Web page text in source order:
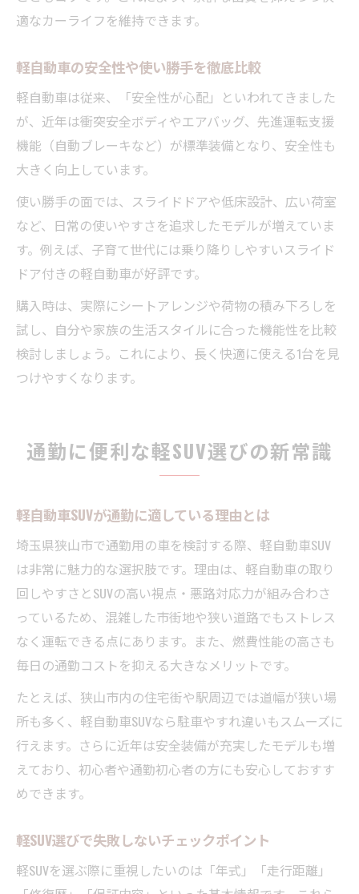
適なカーライフを維持できます。
軽自動車の安全性や使い勝手を徹底比較
軽自動車は従来、「安全性が心配」といわれてきました
が、近年は衝突安全ボディやエアバッグ、先進運転支援
機能（自動ブレーキなど）が標準装備となり、安全性も
大きく向上しています。
使い勝手の面では、スライドドアや低床設計、広い荷室
など、日常の使いやすさを追求したモデルが増えていま
す。例えば、子育て世代には乗り降りしやすいスライド
ドア付きの軽自動車が好評です。
購入時は、実際にシートアレンジや荷物の積み下ろしを
試し、自分や家族の生活スタイルに合った機能性を比較
検討しましょう。これにより、長く快適に使える1台を見
つけやすくなります。
通勤に便利な軽SUV選びの新常識
軽自動車SUVが通勤に適している理由とは
埼玉県狭山市で通勤用の車を検討する際、軽自動車SUV
は非常に魅力的な選択肢です。理由は、軽自動車の取り
回しやすさとSUVの高い視点・悪路対応力が組み合わさ
っているため、混雑した市街地や狭い道路でもストレス
なく運転できる点にあります。また、燃費性能の高さも
毎日の通勤コストを抑える大きなメリットです。
たとえば、狭山市内の住宅街や駅周辺では道幅が狭い場
所も多く、軽自動車SUVなら駐車やすれ違いもスムーズに
行えます。さらに近年は安全装備が充実したモデルも増
えており、初心者や通勤初心者の方にも安心しておすす
めできます。
軽SUV選びで失敗しないチェックポイント
軽SUVを選ぶ際に重視したいのは「年式」「走行距離」